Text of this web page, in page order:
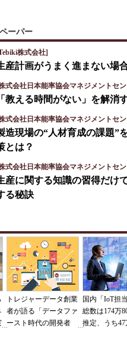
ーパー
株式会社]
産計画がうまく進まない場
式会社日本能率協会マネジメントセ
「教える時間がない」を解消
式会社日本能率協会マネジメントセ
造現場の“人材育成の課題”
とは？
式会社日本能率協会マネジメントセ
産に関する知識の習得だけ
る秘訣
トレジャーデータ創業
者が語る「データファ
ースト時代の開発者
国内「IoT担
総数は174万
推定、うち